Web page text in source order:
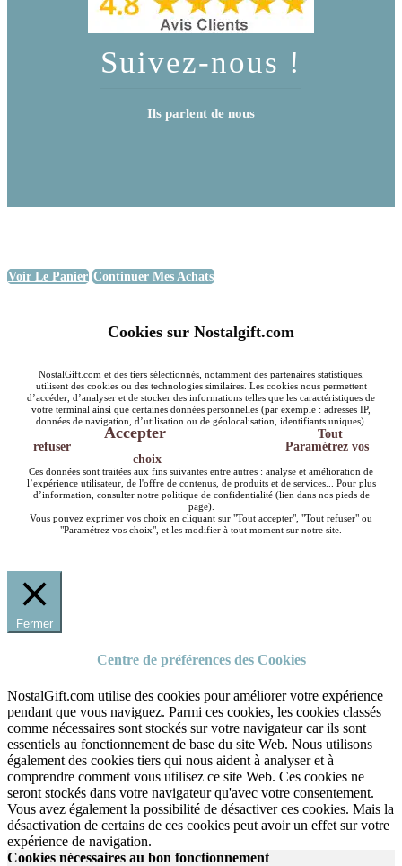
Suivez-nous !
Ils parlent de nous
Voir Le Panier Continuer Mes Achats
Cookies sur Nostalgift.com
NostalGift.com et des tiers sélectionnés, notamment des partenaires statistiques,
utilisent des cookies ou des technologies similaires. Les cookies nous permettent
d’accéder, d’analyser et de stocker des informations telles que les caractéristiques de
votre terminal ainsi que certaines données personnelles (par exemple : adresses IP,
données de navigation, d’utilisation ou de géolocalisation, identifiants uniques).
Accepter
Tout
refuser
Paramétrez vos
choix
Ces données sont traitées aux fins suivantes entre autres : analyse et amélioration de
l’expérience utilisateur, de l'offre de contenus, de produits et de services... Pour plus
d’information, consulter notre politique de confidentialité (lien dans nos pieds de
page).
Vous pouvez exprimer vos choix en cliquant sur "Tout accepter", "Tout refuser" ou
"Paramétrez vos choix", et les modifier à tout moment sur notre site.
Fermer
Centre de préférences des Cookies
NostalGift.com utilise des cookies pour améliorer votre expérience
pendant que vous naviguez. Parmi ces cookies, les cookies classés
comme nécessaires sont stockés sur votre navigateur car ils sont
essentiels au fonctionnement de base du site Web. Nous utilisons
également des cookies tiers qui nous aident à analyser et à
comprendre comment vous utilisez ce site Web. Ces cookies ne
seront stockés dans votre navigateur qu'avec votre consentement.
Vous avez également la possibilité de désactiver ces cookies. Mais la
désactivation de certains de ces cookies peut avoir un effet sur votre
expérience de navigation.
Cookies nécessaires au bon fonctionnement